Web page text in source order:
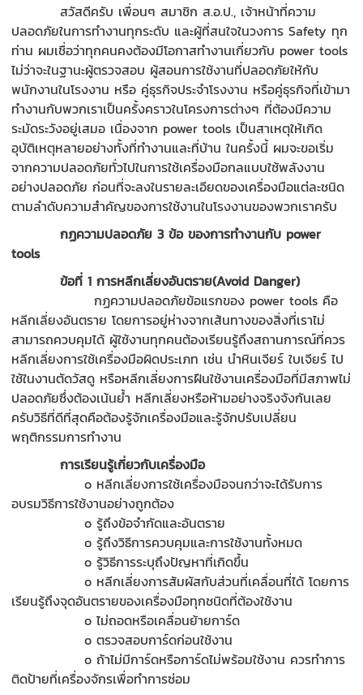
สวัสดีครับ เพื่อนๆ สมาชิก ส.อ.ป., เจ้าหน้าที่ความ
ปลอดภัยในการทำงานทุกระดับ และผู้ที่สนใจในวงการ Safety ทุก
ท่าน ผมเชื่อว่าทุกคนคงต้องมีโอกาสทำงานเกี่ยวกับ power tools
ไม่ว่าจะในฐานะผู้ตรวจสอบ ผู้สอนการใช้งานที่ปลอดภัยให้กับ
พนักงานในโรงงาน หรือ คู่ธุรกิจประจำโรงงาน หรือคู่ธุรกิจที่เข้ามา
ทำงานกับพวกเราเป็นครั้งคราวในโครงการต่างๆ ที่ต้องมีความ
ระมัดระวังอยู่เสมอ เนื่องจาก power tools เป็นสาเหตุให้เกิด
อุบัติเหตุหลายอย่างทั้งที่ทำงานและที่บ้าน ในครั้งนี้ ผมจะขอเริ่ม
จากความปลอดภัยทั่วไปในการใช้เครื่องมือกลแบบใช้พลังงาน
อย่างปลอดภัย ก่อนที่จะลงในรายละเอียดของเครื่องมือแต่ละชนิด
ตามลำดับความสำคัญของการใช้งานในโรงงานของพวกเราครับ
กฏความปลอดภัย3 ข้อ ของการทำงานกับ power
tools
ข้อที่1 การหลีกเลี่ยงอันตราย(Avoid Danger)
กฏความปลอดภัยข้อแรกของ power tools คือ
หลีกเลี่ยงอันตราย โดยการอยู่ห่างจากเส้นทางของสิ่งที่เราไม่
สามารถควบคุมได้ ผู้ใช้งานทุกคนต้องเรียนรู้ถึงสถานการณ์ที่ควร
หลีกเลี่ยงการใช้เครื่องมือผิดประเภท เช่น นำหินเจียร์ ใบเจียร์ ไป
ใช้ในงานตัดวัสดู หรือหลีกเลี่ยงการฝืนใช้งานเครื่องมือที่มีสภาพไม่
ปลอดภัยซึ่งต้องเน้นย้ำ หลีกเลี่ยงหรือห้ามอย่างจริงจังกันเลย
ครับวิธีที่ดีที่สุดคือต้องรู้จักเครื่องมือและรู้จักปรับเปลี่ยน
พฤติกรรมการทำงาน
การเรียนรู้เกี่ยวกับเครื่องมือ
o หลีกเลี่ยงการใช้เครื่องมือจนกว่าจะได้รับการ
อบรมวิธีการใช้งานอย่างถูกต้อง
oรู้ถึงข้อจำกัดและอันตราย
oรู้ถึงวิธีการควบคุมและการใช้งานทั้งหมด
oรู้วิธีการระบุถึงปัญหาที่เกิดขึ้น
o หลีกเลี่ยงการสัมผัสกับส่วนที่เคลื่อนที่ได้ โดยการ
เรียนรู้ถึงจุดอันตรายของเครื่องมือทุกชนิดที่ต้องใช้งาน
oไม่ถอดหรือเคลื่อนย้ายการ์ด
oตรวจสอบการ์ดก่อนใช้งาน
oถ้าไม่มีการ์ดหรือการ์ดไม่พร้อมใช้งาน ควรทำการ
ติดป้ายที่เครื่องจักรเพื่อทำการซ่อม